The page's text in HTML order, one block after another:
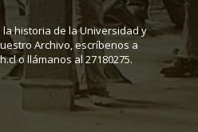
historia de la Universidad y
Archivo, escríbenos a
o llámanos al 27180275.